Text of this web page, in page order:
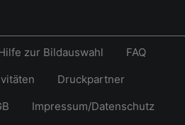
zur Bildauswahl
FAQ
Druckpartner
Impressum/Datenschutz